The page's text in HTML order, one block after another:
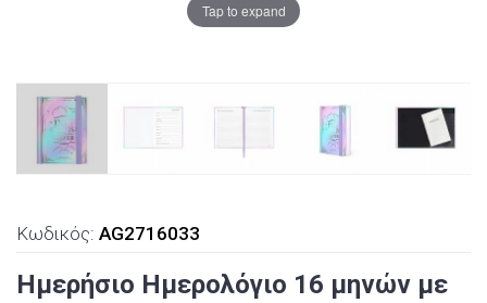
Tap to expand
Κωδικός: AG2716033
Ημερήσιο Ημερολόγιο 16 μηνών με